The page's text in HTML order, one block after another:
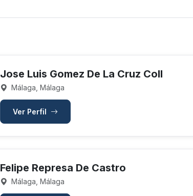
Jose Luis Gomez De La Cruz Coll
Málaga, Málaga
Ver Perfil
Felipe Represa De Castro
Málaga, Málaga